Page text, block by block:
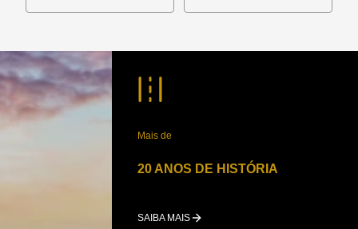
Mais de
20 ANOS DE HISTÓRIA
SAIBA MAIS